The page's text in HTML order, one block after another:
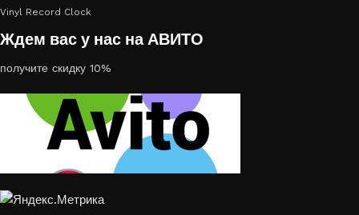
Vinyl Record Clock
Ждем вас у нас на АВИТО
получите скидку 10%